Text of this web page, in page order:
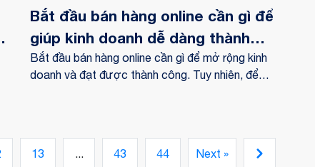
công trong thế giới kinh doanh online!
Bắt đầu bán hàng online cần gì để
giúp kinh doanh dễ dàng thành
công
Bắt đầu bán hàng online cần gì để mở rộng kinh
doanh và đạt được thành công. Tuy nhiên, để
hoặc cửa hàng trực tuyến chuyên nghiệp và dễ
sử dụng. Thứ hai, hãy tạo ra nội dung hấp dẫn và
Next »
13 ... 43 44